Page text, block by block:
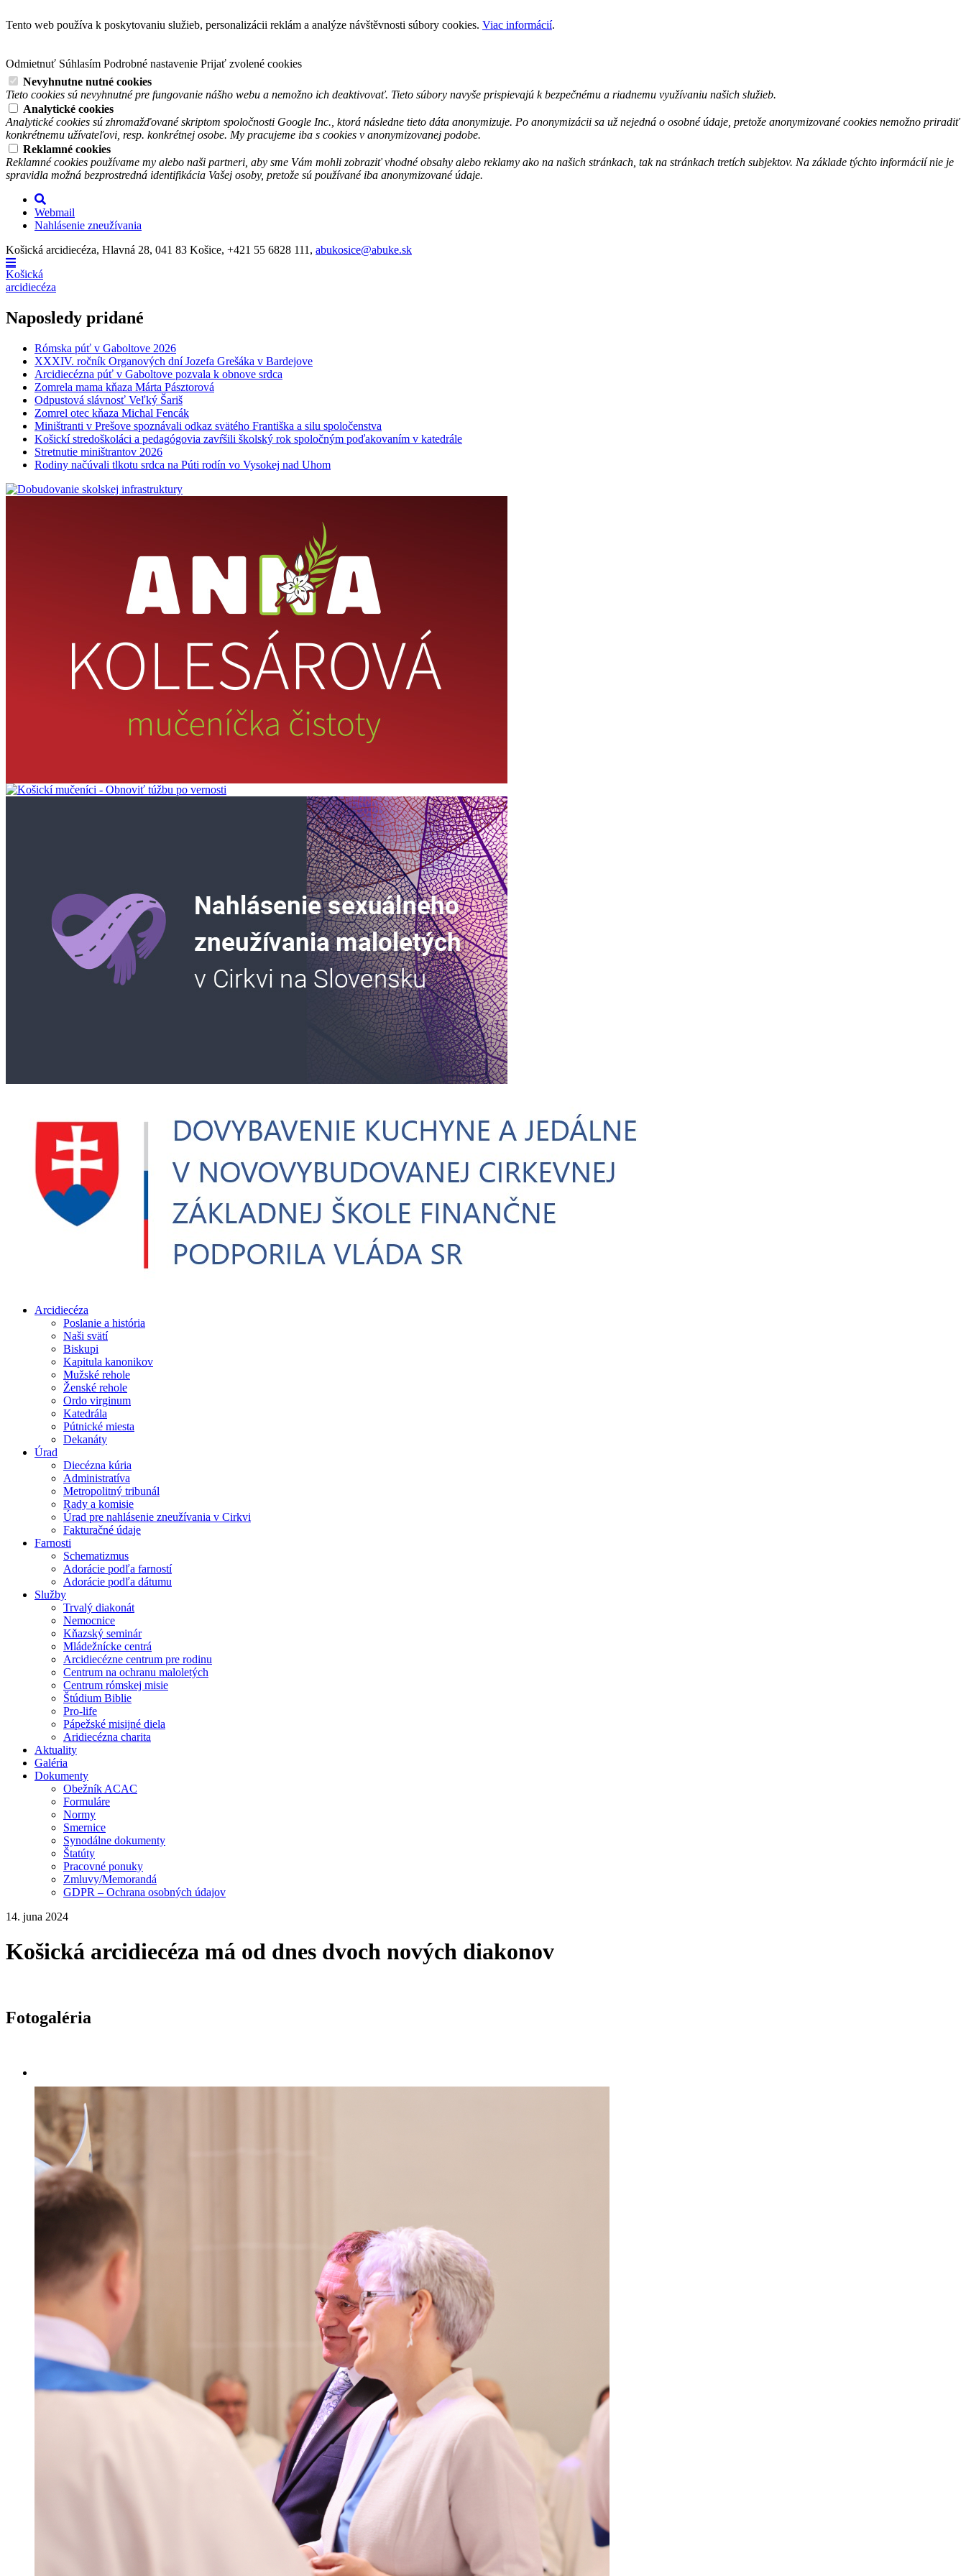
Tento web používa k poskytovaniu služieb, personalizácii reklám a analýze návštěvnosti súbory cookies. Viac informácií.
Odmietnuť Súhlasím Podrobné nastavenie Prijať zvolené cookies
Nevyhnutne nutné cookies
Tieto cookies sú nevyhnutné pre fungovanie nášho webu a nemožno ich deaktivovať. Tieto súbory navyše prispievajú k bezpečnému a riadnemu využívaniu našich služieb.
Analytické cookies
Analytické cookies sú zhromažďované skriptom spoločnosti Google Inc., ktorá následne tieto dáta anonymizuje. Po anonymizácii sa už nejedná o osobné údaje, pretože anonymizované cookies nemožno priradiť
konkrétnemu užívateľovi, resp. konkrétnej osobe. My pracujeme iba s cookies v anonymizovanej podobe.
Reklamné cookies
Reklamné cookies používame my alebo naši partneri, aby sme Vám mohli zobraziť vhodné obsahy alebo reklamy ako na našich stránkach, tak na stránkach tretích subjektov. Na základe týchto informácií nie je
spravidla možná bezprostredná identifikácia Vašej osoby, pretože sú používané iba anonymizované údaje.
Webmail
Nahlásenie zneužívania
Košická arcidiecéza, Hlavná 28, 041 83 Košice, +421 55 6828 111, abukosice@abuke.sk
Košická
arcidiecéza
Naposledy pridané
Rómska púť v Gaboltove 2026
XXXIV. ročník Organových dní Jozefa Grešáka v Bardejove
Arcidiecézna púť v Gaboltove pozvala k obnove srdca
Zomrela mama kňaza Márta Pásztorová
Odpustová slávnosť Veľký Šariš
Zomrel otec kňaza Michal Fencák
Miništranti v Prešove spoznávali odkaz svätého Františka a silu spoločenstva
Košickí stredoškoláci a pedagógovia zavŕšili školský rok spoločným poďakovaním v katedrále
Stretnutie miništrantov 2026
Rodiny načúvali tlkotu srdca na Púti rodín vo Vysokej nad Uhom
Arcidiecéza
Poslanie a história
Naši svätí
Biskupi
Kapitula kanonikov
Mužské rehole
Ženské rehole
Ordo virginum
Katedrála
Pútnické miesta
Dekanáty
Úrad
Diecézna kúria
Administratíva
Metropolitný tribunál
Rady a komisie
Úrad pre nahlásenie zneužívania v Cirkvi
Fakturačné údaje
Farnosti
Schematizmus
Adorácie podľa farností
Adorácie podľa dátumu
Služby
Trvalý diakonát
Nemocnice
Kňazský seminár
Mládežnícke centrá
Arcidiecézne centrum pre rodinu
Centrum na ochranu maloletých
Centrum rómskej misie
Štúdium Biblie
Pro-life
Pápežské misijné diela
Aridiecézna charita
Aktuality
Galéria
Dokumenty
Obežník ACAC
Formuláre
Normy
Smernice
Synodálne dokumenty
Štatúty
Pracovné ponuky
Zmluvy/Memorandá
GDPR – Ochrana osobných údajov
14. juna 2024
Košická arcidiecéza má od dnes dvoch nových diakonov
Fotogaléria